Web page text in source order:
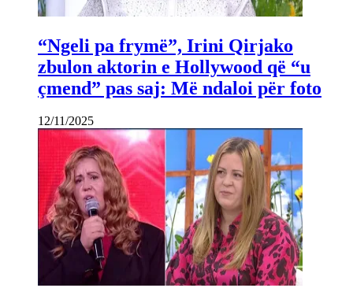
“Ngeli pa frymë”, Irini Qirjako
zbulon aktorin e Hollywood që “u
çmend” pas saj: Më ndaloi për foto
12/11/2025